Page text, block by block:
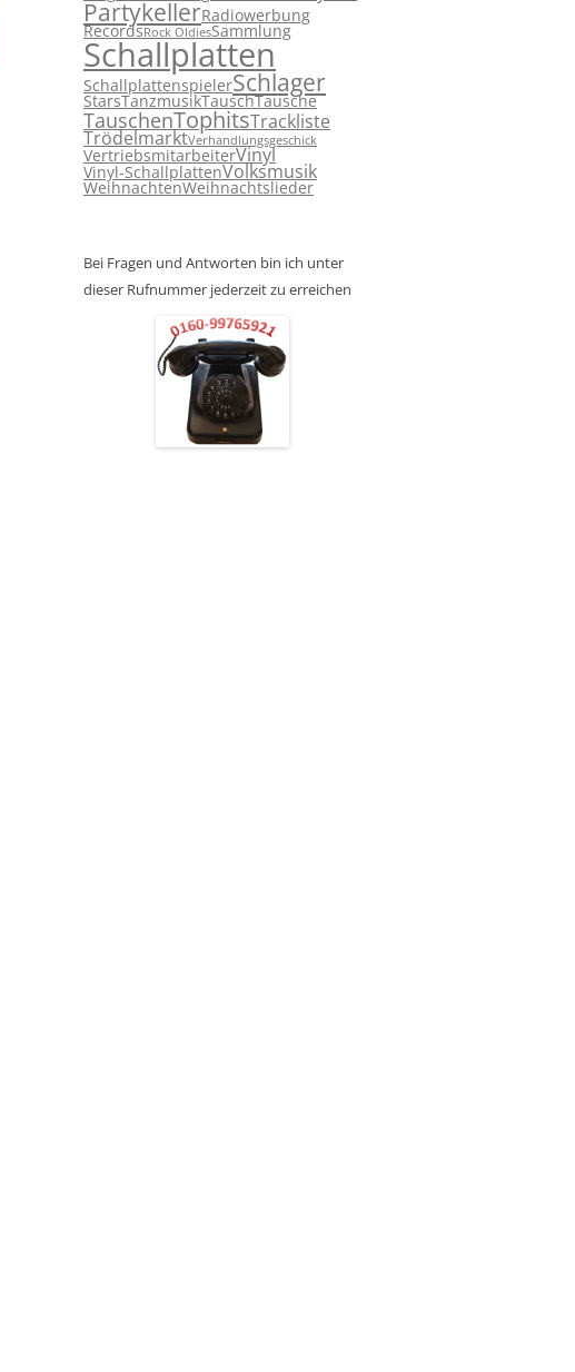
PartykellerRadiowerbung
RecordsRock OldiesSammlung
Schallplatten
SchallplattenspielerSchlager
StarsTanzmusikTauschTausche
TauschenTophitsTrackliste
TrödelmarktVerhandlungsgeschick
VertriebsmitarbeiterVinyl
Vinyl-SchallplattenVolksmusik
WeihnachtenWeihnachtslieder
Bei Fragen und Antworten bin ich unter
dieser Rufnummer jederzeit zu erreichen